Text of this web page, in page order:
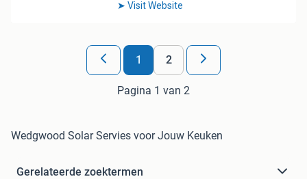
1 2
Pagina 1 van 2
Wedgwood Solar Servies voor Jouw Keuken
Gerelateerde zoektermen